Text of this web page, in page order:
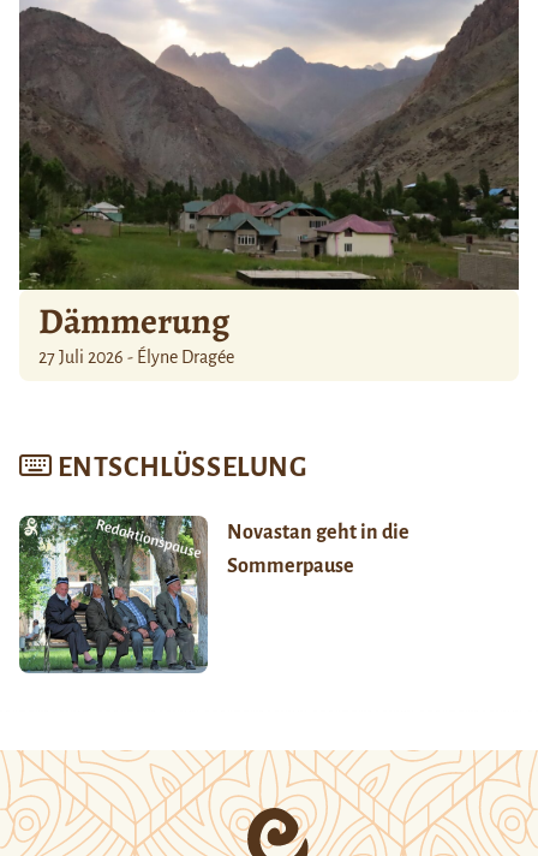
Dämmerung
27 Juli 2026 - Élyne Dragée
ENTSCHLÜSSELUNG
Novastan geht in die
Sommerpause